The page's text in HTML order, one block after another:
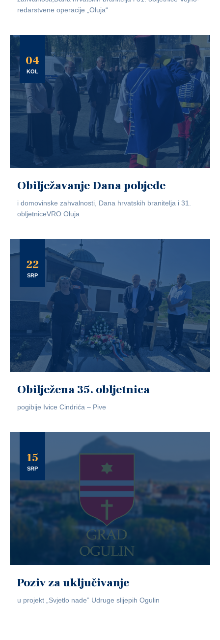
redarstvene operacije „Oluja“
04
KOL
Obilježavanje Dana pobjede
i domovinske zahvalnosti, Dana hrvatskih branitelja i 31.
obljetniceVRO Oluja
22
SRP
Obilježena 35. obljetnica
pogibije Ivice Cindrića – Pive
15
SRP
Poziv za uključivanje
u projekt „Svjetlo nade” Udruge slijepih Ogulin